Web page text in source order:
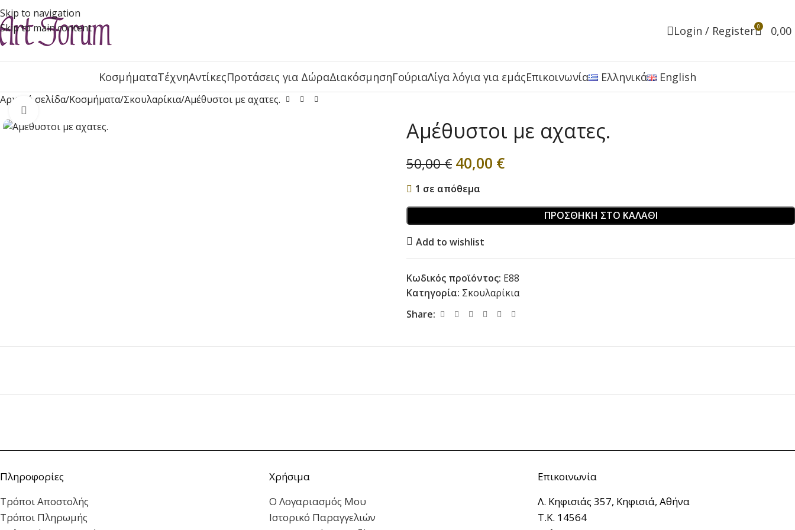
Skip to navigation
Skip to main content
Login / Register 0 0,00
ΚοσμήματαΤέχνηΑντίκεςΠροτάσεις για ΔώραΔιακόσμησηΓούριαΛίγα λόγια για εμάςΕπικοινωνία Ελληνικά English
Αρχική σελίδα Κοσμήματα Σκουλαρίκια Αμέθυστοι με αχατες.
Αμέθυστοι με αχατες.
50,00€ 40,00 €
1 σε απόθεμα
ΠΡΟΣΘΉΚΗ ΣΤΟ ΚΑΛΆΘΙ
Add to wishlist
Κωδικός προϊόντος: E88
Κατηγορία: Σκουλαρίκια
Share:
Πληροφορίες
Τρόποι Αποστολής
Τρόποι Πληρωμής
Χρήσιμα
Ο Λογαριασμός Μου
Ιστορικό Παραγγελιών
Επικοινωνία
Λ. Κηφισιάς 357, Κηφισιά, Αθήνα
Τ.Κ. 14564